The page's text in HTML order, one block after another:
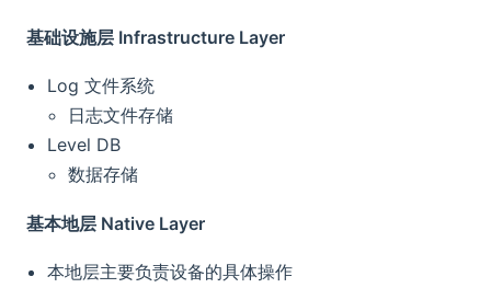
基础设施层 Infrastructure Layer
Log 文件系统
日志文件存储
Level DB
数据存储
基本地层 Native Layer
本地层主要负责设备的具体操作